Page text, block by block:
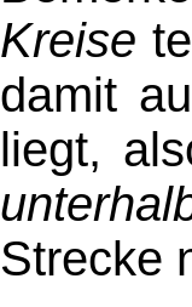
Kreise
damit
liegt,
Strecke